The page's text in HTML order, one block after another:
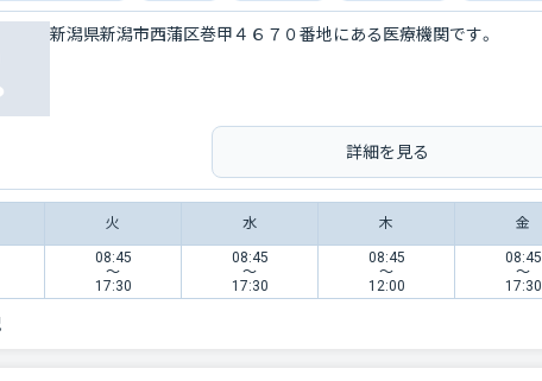
新潟県新潟市西蒲区巻甲４６７０番地にある医療機関です。
詳細を見る
火 水 木 金
08:45
〜
17:30
08:45
〜
17:30
08:45
〜
12:00
08:45
〜
17:30